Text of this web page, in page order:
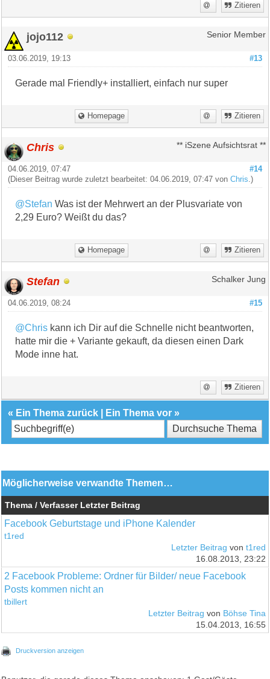
Zitieren
jojo112 Senior Member
#13
03.06.2019, 19:13
Gerade mal Friendly+ installiert, einfach nur super
Homepage Zitieren
Chris ** iSzene Aufsichtsrat **
#14
04.06.2019, 07:47
(Dieser Beitrag wurde zuletzt bearbeitet: 04.06.2019, 07:47 vonChris .)
@Stefan Was ist der Mehrwert an der Plusvariate von
2,29 Euro? Weißt du das?
Homepage Zitieren
Stefan Schalker Jung
#15
04.06.2019, 08:24
@Chris kann ich Dir auf die Schnelle nicht beantworten,
hatte mir die + Variante gekauft, da diesen einen Dark
Mode inne hat.
Zitieren
« Ein Thema zurück Ein Thema vor »
Möglicherweise verwandte Themen…
Thema / Verfasser Letzter Beitrag
Facebook Geburtstage und iPhone Kalender
t1red
Letzter Beitrag von t1red
16.08.2013, 23:22
2 Facebook Probleme: Ordner für Bilder/ neue Facebook
Posts kommen nicht an
tbillert
Letzter Beitrag von Böhse Tina
15.04.2013, 16:55
Druckversion anzeigen